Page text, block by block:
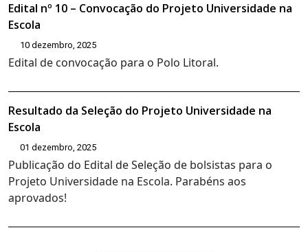
Edital nº 10 – Convocação do Projeto Universidade na
Escola
10 dezembro, 2025
Edital de convocação para o Polo Litoral.
Resultado da Seleção do Projeto Universidade na
Escola
01 dezembro, 2025
Publicação do Edital de Seleção de bolsistas para o
Projeto Universidade na Escola. Parabéns aos
aprovados!